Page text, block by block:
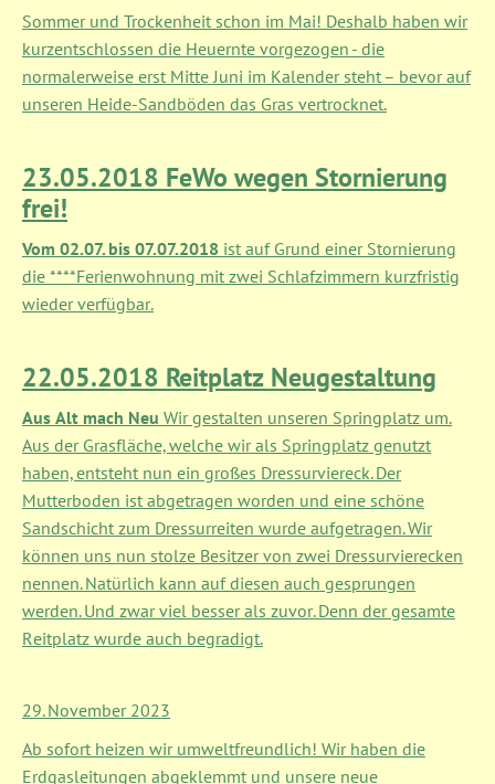
Sommer und Trockenheit schon im Mai! Deshalb haben wir
kurzentschlossen die Heuernte vorgezogen - die
normalerweise erst Mitte Juni im Kalender steht – bevor auf
unseren Heide-Sandböden das Gras vertrocknet.
23.05.2018 FeWo wegen Stornierung
frei!
Vom 02.07. bis 07.07.2018 ist auf Grund einer Stornierung
die ****Ferienwohnung mit zwei Schlafzimmern kurzfristig
wieder verfügbar.
22.05.2018 Reitplatz Neugestaltung
Aus Alt mach Neu Wir gestalten unseren Springplatz um.
Aus der Grasfläche, welche wir als Springplatz genutzt
haben, entsteht nun ein großes Dressurviereck. Der
Mutterboden ist abgetragen worden und eine schöne
Sandschicht zum Dressurreiten wurde aufgetragen. Wir
können uns nun stolze Besitzer von zwei Dressurvierecken
nennen. Natürlich kann auf diesen auch gesprungen
werden. Und zwar viel besser als zuvor. Denn der gesamte
Reitplatz wurde auch begradigt.
29. November 2023
Ab sofort heizen wir umweltfreundlich! Wir haben die
Erdgasleitungen abgeklemmt und unsere neue